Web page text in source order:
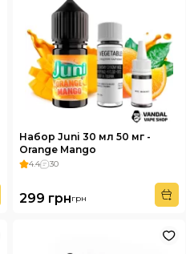
Набор Juni 30 мл 50 мг -
Orange Mango
4.4 30
299 грнгрн